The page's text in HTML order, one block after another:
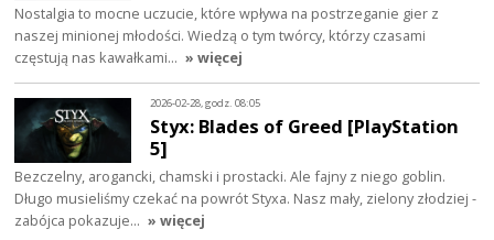
Nostalgia to mocne uczucie, które wpływa na postrzeganie gier z
naszej minionej młodości. Wiedzą o tym twórcy, którzy czasami
częstują nas kawałkami… » więcej
2026-02-28, godz. 08:05
Styx: Blades of Greed [PlayStation
5]
Bezczelny, arogancki, chamski i prostacki. Ale fajny z niego goblin.
Długo musieliśmy czekać na powrót Styxa. Nasz mały, zielony złodziej -
zabójca pokazuje… » więcej